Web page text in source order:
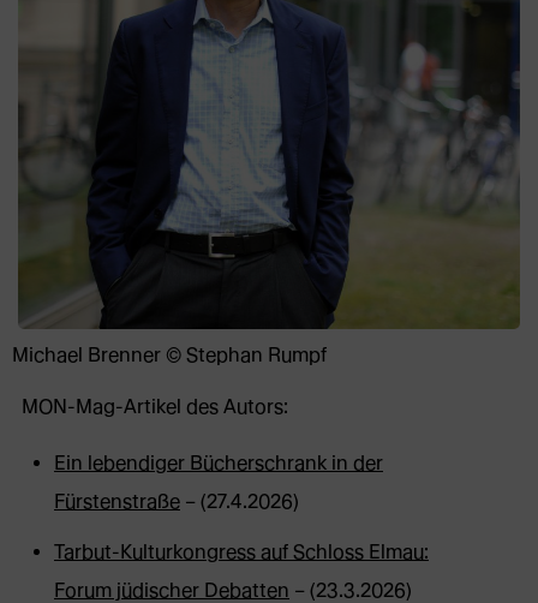
Michael Brenner © Stephan Rumpf
MON-Mag-Artikel des Autors:
Ein lebendiger Bücherschrank in der
Fürstenstraße – (27.4.2026)
Tarbut-Kulturkongress auf Schloss Elmau:
Forum jüdischer Debatten – (23.3.2026)